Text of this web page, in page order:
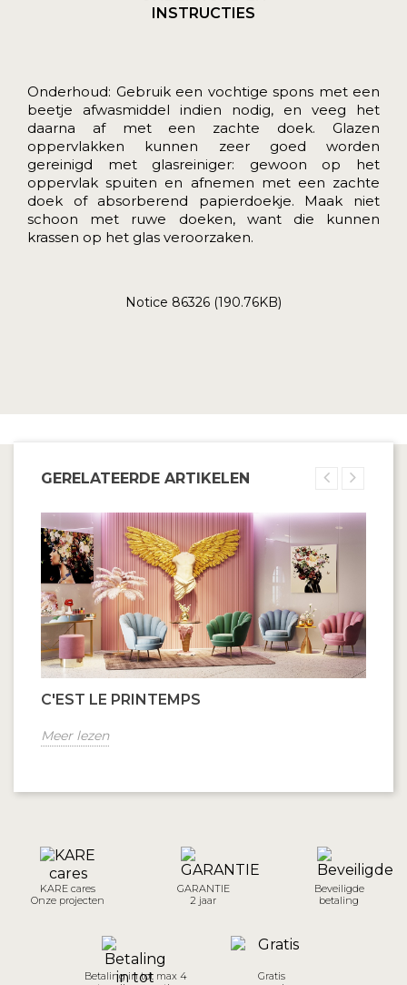
INSTRUCTIES
Onderhoud: Gebruik een vochtige spons met een
beetje afwasmiddel indien nodig, en veeg het
daarna af met een zachte doek. Glazen
oppervlakken kunnen zeer goed worden
gereinigd met glasreiniger: gewoon op het
oppervlak spuiten en afnemen met een zachte
doek of absorberend papierdoekje. Maak niet
schoon met ruwe doeken, want die kunnen
krassen op het glas veroorzaken.
Notice 86326 (190.76KB)
GERELATEERDE ARTIKELEN
C'EST LE PRINTEMPS
Meer lezen
KARE cares
Onze projecten
GARANTIE
2 jaar
Beveiligde
betaling
Betaling in tot max 4
Gratis